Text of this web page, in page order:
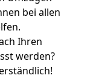
bei allen
Ihren
werden?